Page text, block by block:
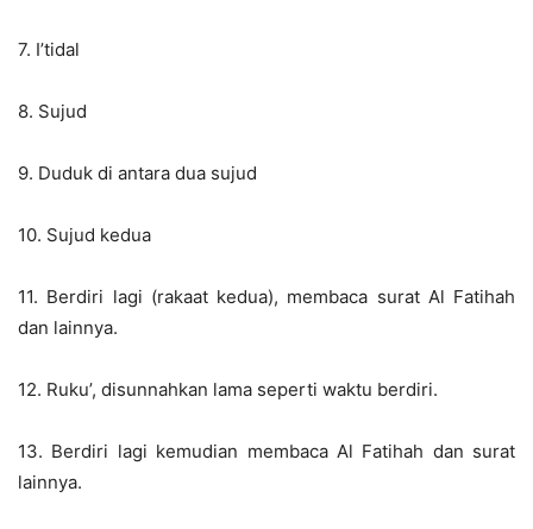
7. I’tidal
8. Sujud
9. Duduk di antara dua sujud
10. Sujud kedua
11. Berdiri lagi (rakaat kedua), membaca surat Al Fatihah
dan lainnya.
12. Ruku’, disunnahkan lama seperti waktu berdiri.
13. Berdiri lagi kemudian membaca Al Fatihah dan surat
lainnya.